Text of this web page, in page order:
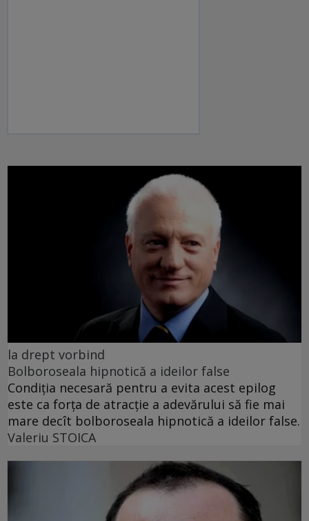
la drept vorbind
Bolboroseala hipnotică a ideilor false
Condiția necesară pentru a evita acest epilog
este ca forța de atracție a adevărului să fie mai
mare decît bolboroseala hipnotică a ideilor false.
Valeriu STOICA